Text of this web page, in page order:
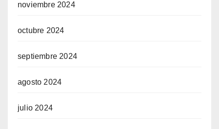
noviembre 2024
octubre 2024
septiembre 2024
agosto 2024
julio 2024